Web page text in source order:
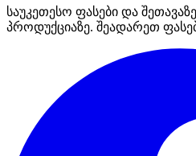
საუკეთესო ფასები და
პროდუქციაზე. შეადარეთ